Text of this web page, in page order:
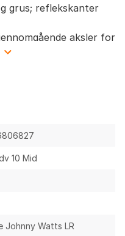
grus; reflekskanter
aksler for
last eller i
støtte og
for trappebæring og
10 Mid
Johnny Watts LR